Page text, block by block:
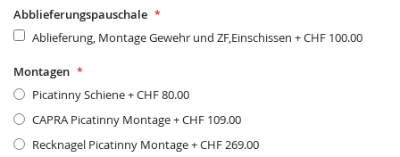
Abblieferungspauschale
Ablieferung, Montage Gewehr und ZF,Einschissen +CHF 100.00
Montagen
Picatinny Schiene+CHF 80.00
CAPRA Picatinny Montage+CHF 109.00
Recknagel Picatinny Montage+CHF 269.00